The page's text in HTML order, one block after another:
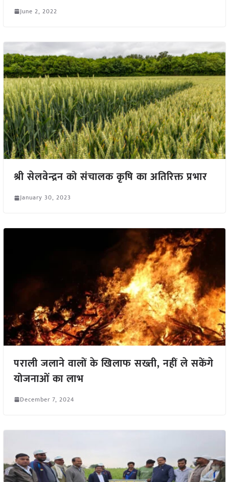
June 2, 2022
श्री सेलवेन्द्रन को संचालक कृषि का अतिरिक्त प्रभार
January 30, 2023
पराली जलाने वालों के खिलाफ सख्ती, नहीं ले सकेंगे
योजनाओं का लाभ
December 7, 2024